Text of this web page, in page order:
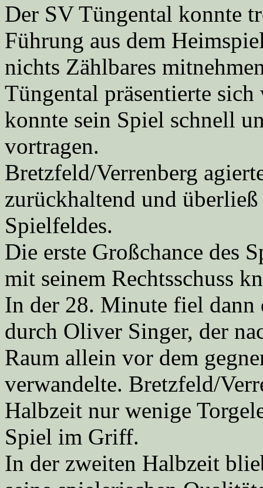
Der SV Tüngental konnte
Führung aus dem
nichts Zählbares
Tüngental präsentierte
konnte sein Spiel schnell
vortragen.
Bretzfeld/Verrenberg
zurückhaltend und
Spielfeldes.
Die erste Großchance des
mit seinem Rechtsschuss
In der 28. Minute fiel dann
durch Oliver Singer, der
Raum allein vor dem
verwandelte. Bretzfeld/
Halbzeit nur wenige
Spiel im Griff.
In der zweiten Halbzeit